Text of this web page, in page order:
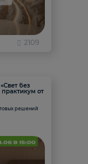
2109
без
от
решений